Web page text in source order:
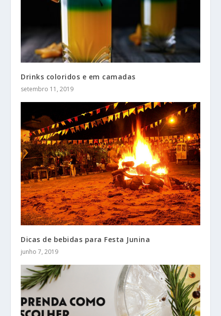
Drinks coloridos e em camadas
setembro 11, 2019
Dicas de bebidas para Festa Junina
junho 7, 2019